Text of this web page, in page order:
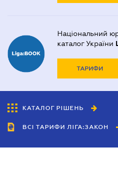
Національний
каталог України
ТАРИФИ
КАТАЛОГ РІШЕНЬ
ВСІ ТАРИФИ ЛІГА:ЗАКОН